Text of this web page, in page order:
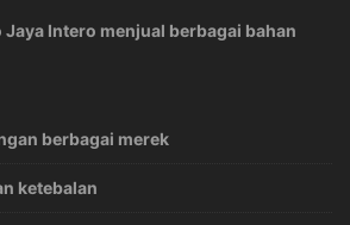
Jaya Intero menjual berbagai bahan
berbagai merek
ketebalan